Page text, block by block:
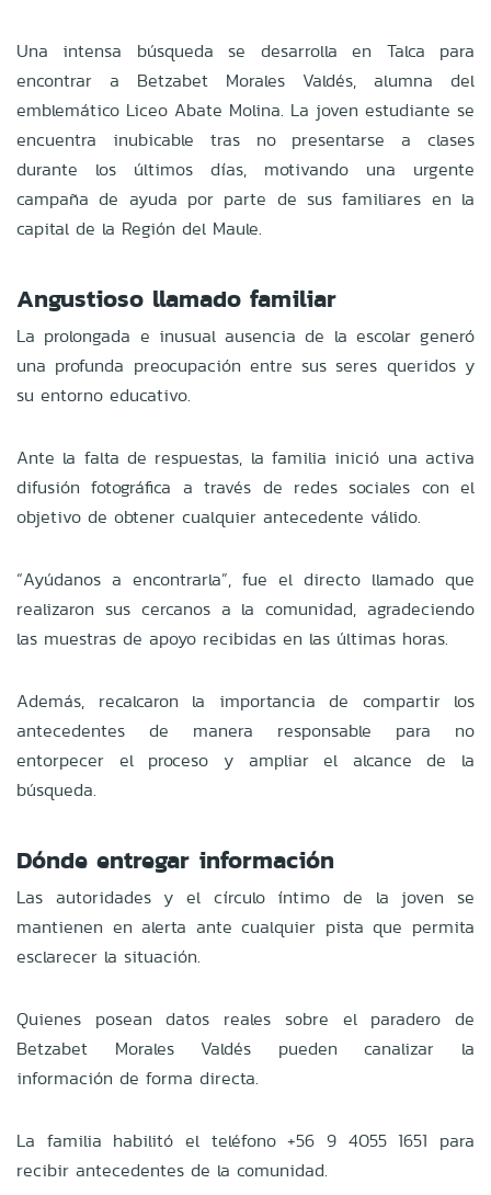
Una intensa búsqueda se desarrolla en Talca para
encontrar a Betzabet Morales Valdés, alumna del
emblemático Liceo Abate Molina. La joven estudiante se
encuentra inubicable tras no presentarse a clases
durante los últimos días, motivando una urgente
campaña de ayuda por parte de sus familiares en la
capital de la Región del Maule.
Angustioso llamado familiar
La prolongada e inusual ausencia de la escolar generó
una profunda preocupación entre sus seres queridos y
su entorno educativo.
Ante la falta de respuestas, la familia inició una activa
difusión fotográfica a través de redes sociales con el
objetivo de obtener cualquier antecedente válido.
“Ayúdanos a encontrarla”, fue el directo llamado que
realizaron sus cercanos a la comunidad, agradeciendo
las muestras de apoyo recibidas en las últimas horas.
Además, recalcaron la importancia de compartir los
antecedentes de manera responsable para no
entorpecer el proceso y ampliar el alcance de la
búsqueda.
Dónde entregar información
Las autoridades y el círculo íntimo de la joven se
mantienen en alerta ante cualquier pista que permita
esclarecer la situación.
Quienes posean datos reales sobre el paradero de
Betzabet Morales Valdés pueden canalizar la
información de forma directa.
La familia habilitó el teléfono +56 9 4055 1651 para
recibir antecedentes de la comunidad.